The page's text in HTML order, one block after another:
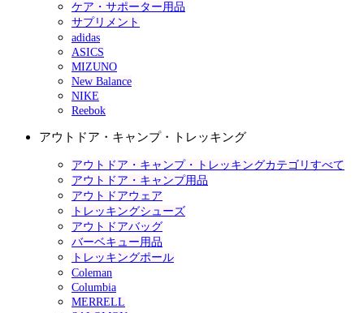
ケア・サポーター用品
サプリメント
adidas
ASICS
MIZUNO
New Balance
NIKE
Reebok
アウトドア・キャンプ・トレッキング
アウトドア・キャンプ・トレッキングカテゴリすべて
アウトドア・キャンプ用品
アウトドアウェア
トレッキングシューズ
アウトドアバッグ
バーベキュー用品
トレッキングポール
Coleman
Columbia
MERRELL